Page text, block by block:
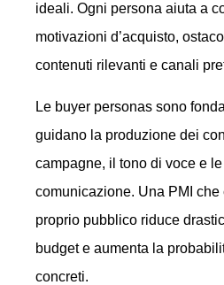
ideali. Ogni persona aiuta a
motivazioni d’acquisto,
contenuti rilevanti e canali
Le buyer personas sono
guidano la produzione dei
campagne, il tono di voce e
comunicazione. Una PMI che
proprio pubblico riduce
budget e aumenta la
concreti.